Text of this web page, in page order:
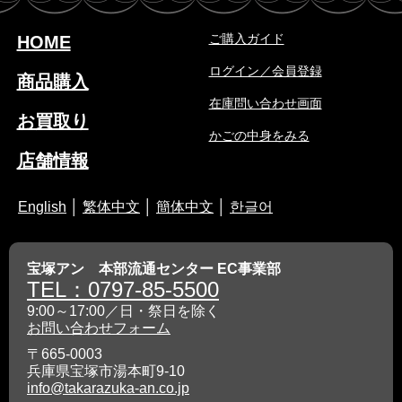
HOME
商品購入
お買取り
店舗情報
ご購入ガイド
ログイン／会員登録
在庫問い合わせ画面
かごの中身をみる
English 繁体中文 簡体中文 한글어
宝塚アン 本部流通センター EC事業部
TEL：0797-85-5500
9:00～17:00／日・祭日を除く
お問い合わせフォーム
〒665-0003
兵庫県宝塚市湯本町9-10
info@takarazuka-an.co.jp